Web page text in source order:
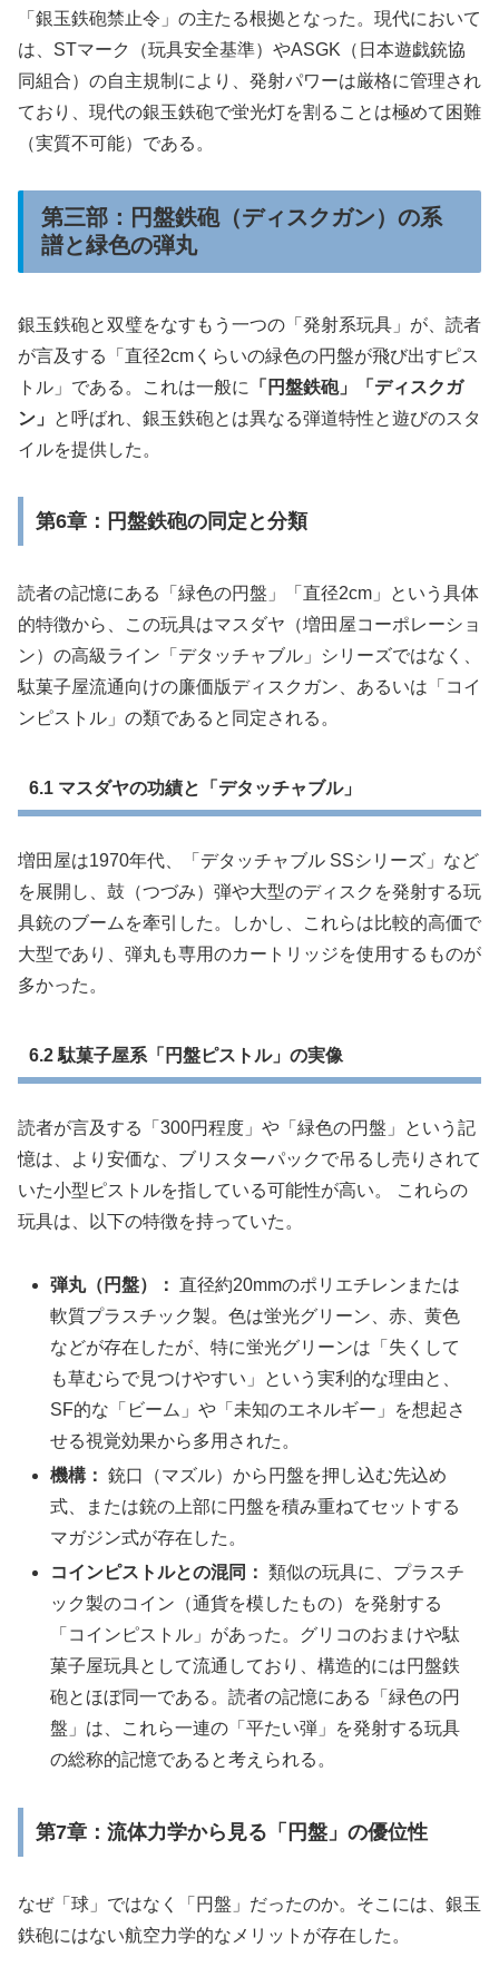
「銀玉鉄砲禁止令」の主たる根拠となった。現代において
は、STマーク（玩具安全基準）やASGK（日本遊戯銃協
同組合）の自主規制により、発射パワーは厳格に管理され
ており、現代の銀玉鉄砲で蛍光灯を割ることは極めて困難
（実質不可能）である。
第三部：円盤鉄砲（ディスクガン）の系
譜と緑色の弾丸
銀玉鉄砲と双璧をなすもう一つの「発射系玩具」が、読者
が言及する「直径2cmくらいの緑色の円盤が飛び出すピス
トル」である。これは一般に
「円盤鉄砲」「ディスクガ
ン」
と呼ばれ、銀玉鉄砲とは異なる弾道特性と遊びのスタ
イルを提供した。
第6章：円盤鉄砲の同定と分類
読者の記憶にある「緑色の円盤」「直径2cm」という具体
的特徴から、この玩具はマスダヤ（増田屋コーポレーショ
ン）の高級ライン「デタッチャブル」シリーズではなく、
駄菓子屋流通向けの廉価版ディスクガン、あるいは「コイ
ンピストル」の類であると同定される。
6.1 マスダヤの功績と「デタッチャブル」
増田屋は1970年代、「デタッチャブル SSシリーズ」など
を展開し、鼓（つづみ）弾や大型のディスクを発射する玩
具銃のブームを牽引した。しかし、これらは比較的高価で
大型であり、弾丸も専用のカートリッジを使用するものが
多かった。
6.2 駄菓子屋系「円盤ピストル」の実像
読者が言及する「300円程度」や「緑色の円盤」という記
憶は、より安価な、ブリスターパックで吊るし売りされて
いた小型ピストルを指している可能性が高い。 これらの
玩具は、以下の特徴を持っていた。
弾丸（円盤）： 直径約20mmのポリエチレンまたは
軟質プラスチック製。色は蛍光グリーン、赤、黄色
などが存在したが、特に蛍光グリーンは「失くして
も草むらで見つけやすい」という実利的な理由と、
SF的な「ビーム」や「未知のエネルギー」を想起さ
せる視覚効果から多用された。
機構： 銃口（マズル）から円盤を押し込む先込め
式、または銃の上部に円盤を積み重ねてセットする
マガジン式が存在した。
コインピストルとの混同： 類似の玩具に、プラスチ
ック製のコイン（通貨を模したもの）を発射する
「コインピストル」があった。グリコのおまけや駄
菓子屋玩具として流通しており、構造的には円盤鉄
砲とほぼ同一である。読者の記憶にある「緑色の円
盤」は、これら一連の「平たい弾」を発射する玩具
の総称的記憶であると考えられる。
第7章：流体力学から見る「円盤」の優位性
なぜ「球」ではなく「円盤」だったのか。そこには、銀玉
鉄砲にはない航空力学的なメリットが存在した。